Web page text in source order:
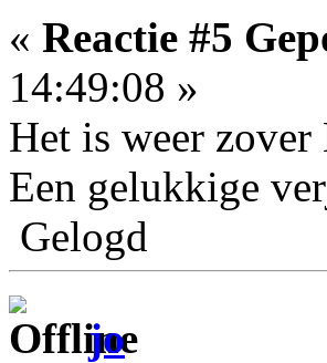
« Reactie #5
14:49:08 »
Het is weer
Een gelukkige
Gelogd
jo